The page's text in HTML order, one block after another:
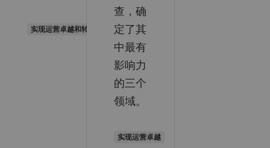
实现运营卓越和转变医疗体系
查，确
定了其
中最有
影响⼒
的三个
领域。
实现运营卓越